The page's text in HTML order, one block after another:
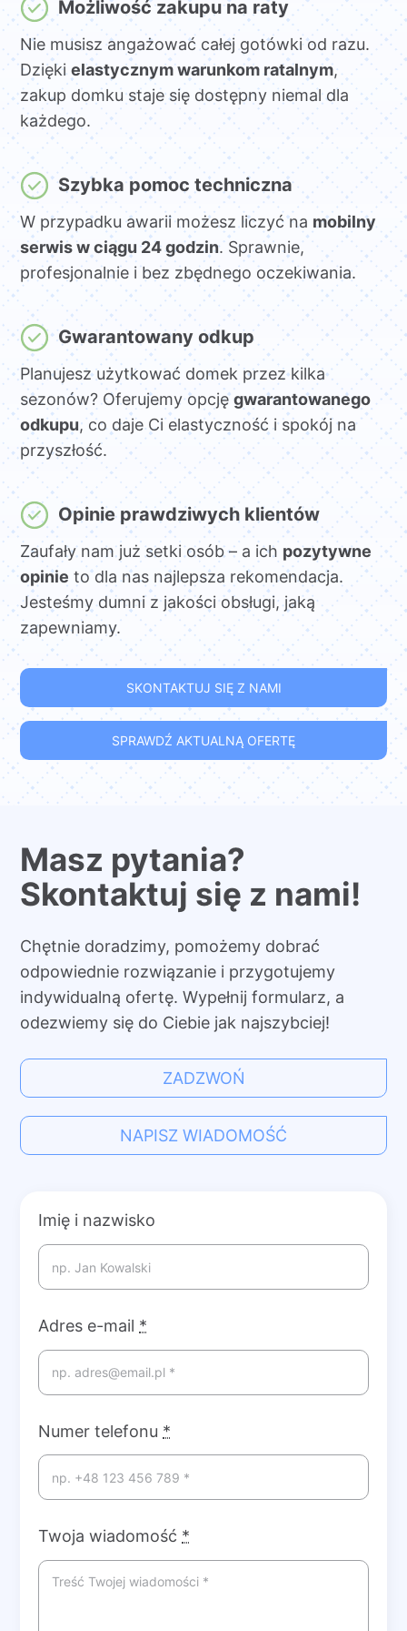
Możliwość zakupu na raty
Nie musisz angażować całej gotówki od razu.
Dziękielastycznym warunkom ratalnym,
zakup domku staje się dostępny niemal dla
każdego.
Szybka pomoc techniczna
W przypadku awarii możesz liczyć na mobilny
serwis w ciągu 24 godzin. Sprawnie,
profesjonalnie i bez zbędnego oczekiwania.
Gwarantowany odkup
Planujesz użytkować domek przez kilka
sezonów? Oferujemy opcjęgwarantowanego
odkupu, co daje Ci elastyczność i spokój na
przyszłość.
Opinie prawdziwych klientów
Zaufały nam już setki osób – a ich pozytywne
opinie to dla nas najlepsza rekomendacja.
Jesteśmy dumni z jakości obsługi, jaką
zapewniamy.
SKONTAKTUJ SIĘ Z NAMI
SPRAWDŹ AKTUALNĄ OFERTĘ
Masz pytania?
Skontaktuj się z nami!
Chętnie doradzimy, pomożemy dobrać
odpowiednie rozwiązanie i przygotujemy
indywidualną ofertę. Wypełnij formularz, a
odezwiemy się do Ciebie jak najszybciej!
ZADZWOŃ
NAPISZ WIADOMOŚĆ
Imię i nazwisko
Adres e-mail *
Numer telefonu *
Twoja wiadomość *